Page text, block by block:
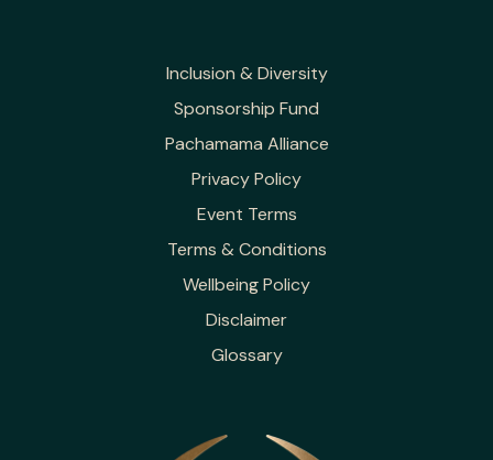
Inclusion & Diversity
Sponsorship Fund
Pachamama Alliance
Privacy Policy
Event Terms
Terms & Conditions
Wellbeing Policy
Disclaimer
Glossary